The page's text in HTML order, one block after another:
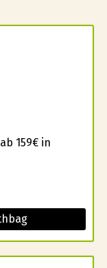
159€ in